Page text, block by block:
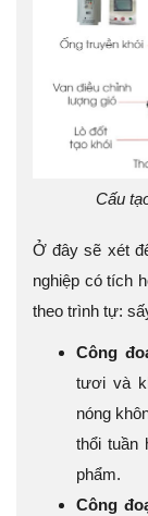
Cấu
Ở đây sẽ xét
nghiệp có tích
theo trình tự:
Công
tươi và
nóng
thổi tuần
phẩm.
Công